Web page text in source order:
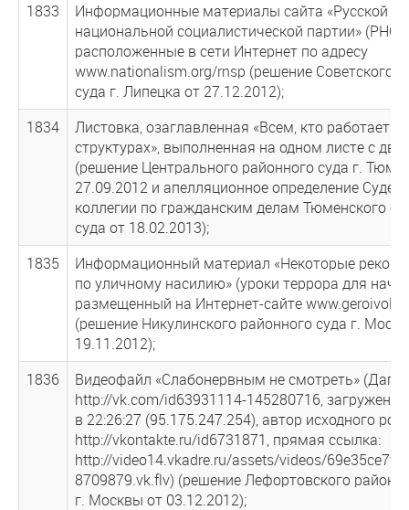
1833
Информационные материалы сайта «Русской
национальной социалистической партии»
расположенные в сети Интернет по адресу
www.nationalism.org/rnsp (решение Советского
суда г. Липецка от 27.12.2012);
1834
Листовка, озаглавленная «Всем, кто работает в
структурах», выполненная на одном листе с
(решение Центрального районного суда г.
27.09.2012 и апелляционное определение
коллегии по гражданским делам Тюменского
суда от 18.02.2013);
1835
Информационный материал «Некоторые
по уличному насилию» (уроки террора для
размещенный на Интернет-сайте
(решение Никулинского районного суда г.
19.11.2012);
1836
Видеофайл «Слабонервным не смотреть»
http://vk.com/id63931114-145280716, загружен
в 22:26:27 (95.175.247.254), автор исходного
http://vkontakte.ru/id6731871, прямая ссылка:
http://video14.vkadre.ru/assets/videos/
8709879.vk.flv) (решение Лефортовского
г. Москвы от 03.12.2012);